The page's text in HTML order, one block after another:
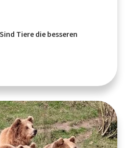
Tiere die besseren